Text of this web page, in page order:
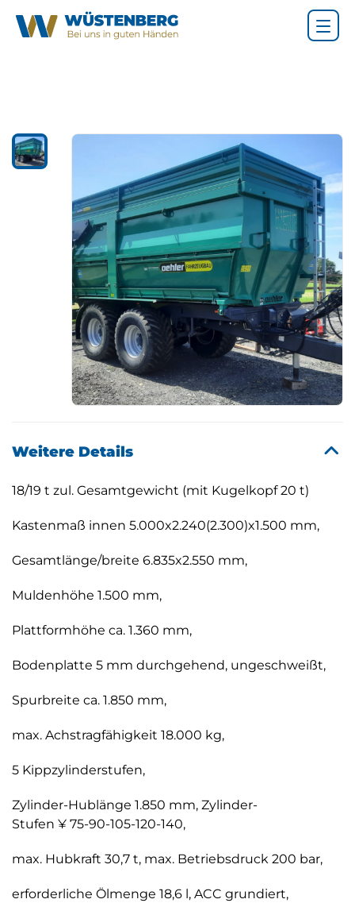
Weitere Details
18/19 t zul. Gesamtgewicht (mit Kugelkopf 20 t)
Kastenmaß innen 5.000x2.240(2.300)x1.500 mm,
Gesamtlänge/breite 6.835x2.550 mm,
Muldenhöhe 1.500 mm,
Plattformhöhe ca. 1.360 mm,
Bodenplatte 5 mm durchgehend, ungeschweißt,
Spurbreite ca. 1.850 mm,
max. Achstragfähigkeit 18.000 kg,
5 Kippzylinderstufen,
Zylinder-Hublänge 1.850 mm, Zylinder-
Stufen ¥ 75-90-105-120-140,
max. Hubkraft 30,7 t, max. Betriebsdruck 200 bar,
erforderliche Ölmenge 18,6 l, ACC grundiert,